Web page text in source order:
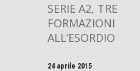
SERIE A2, TRE
FORMAZIONI
ALL’ESORDIO
24 aprile 2015